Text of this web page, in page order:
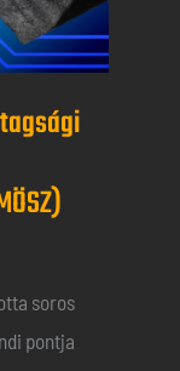
soros
pontja